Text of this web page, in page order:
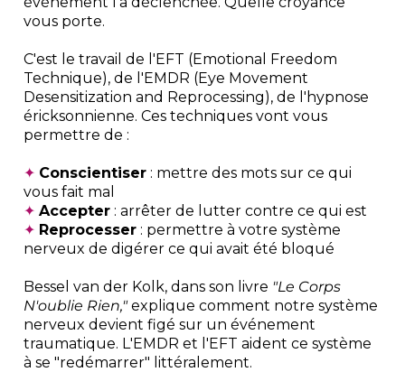
vous porte.
C'est le travail de l'EFT (Emotional Freedom
Technique), de l'EMDR (Eye Movement
Desensitization and Reprocessing), de l'hypnose
éricksonnienne. Ces techniques vont vous
permettre de :
✦ Conscientiser : mettre des mots sur ce qui
vous fait mal
✦ Accepter : arrêter de lutter contre ce qui est
✦ Reprocesser : permettre à votre système
nerveux de digérer ce qui avait été bloqué
Bessel van der Kolk, dans son livre "Le Corps
N'oublie Rien,"explique comment notre système
nerveux devient figé sur un événement
traumatique. L'EMDR et l'EFT aident ce système
à se "redémarrer" littéralement.